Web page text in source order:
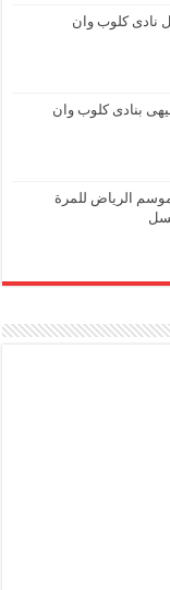
نادى كلوب وان
بنادى كلوب وان
الرياض للمرة